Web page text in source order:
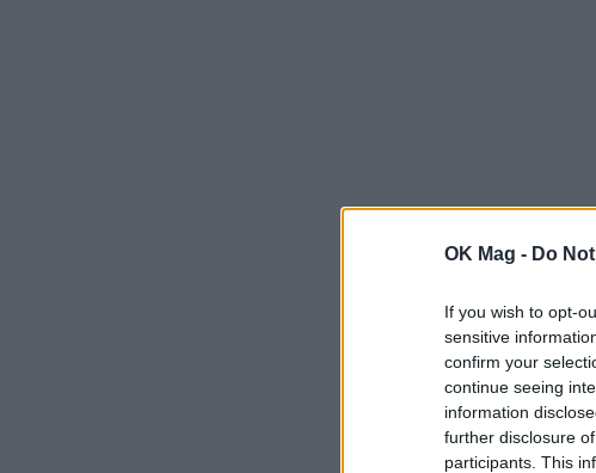
OK Mag - Do
If you wish to opt-
sensitive
confirm your
continue seeing
information
further disclosure
participants. This